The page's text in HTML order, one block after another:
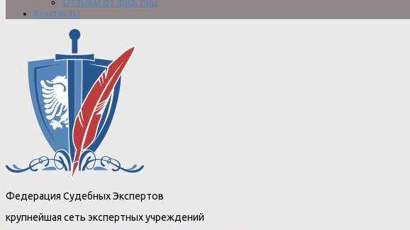
Отзывы от физ. лиц
Контакты
Федерация Судебных Экспертов
крупнейшая сеть экспертных учреждений